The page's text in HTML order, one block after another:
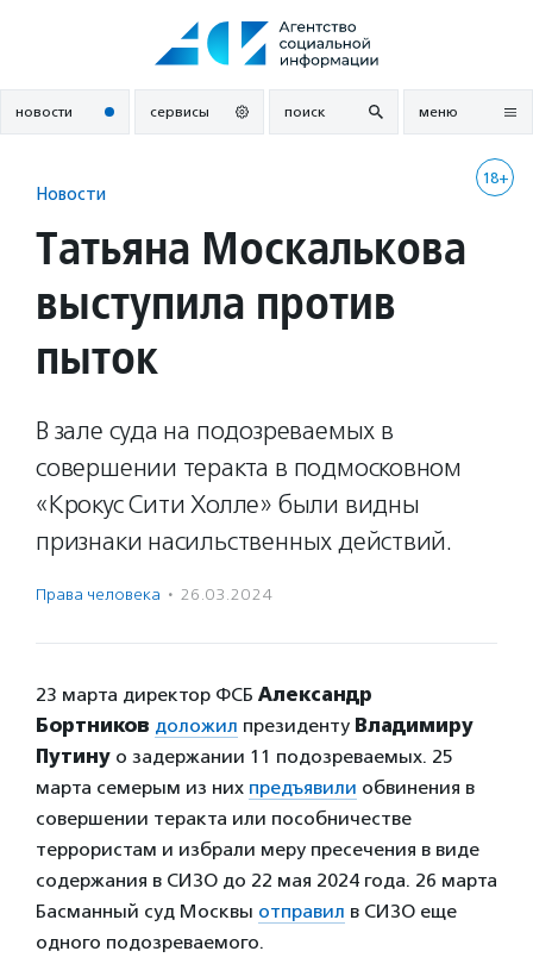
новости сервисы поиск меню
18+
Новости
Татьяна Москалькова
выступила против
пыток
В зале суда на подозреваемых в
совершении теракта в подмосковном
«Крокус Сити Холле» были видны
признаки насильственных действий.
Права человека · 26.03.2024
23 марта директор ФСБ Александр
Бортников доложил президенту Владимиру
Путину о задержании 11 подозреваемых. 25
марта семерым из них предъявили обвинения в
совершении теракта или пособничестве
террористам и избрали меру пресечения в виде
содержания в СИЗО до 22 мая 2024 года. 26 марта
Басманный суд Москвы отправил в СИЗО еще
одного подозреваемого.